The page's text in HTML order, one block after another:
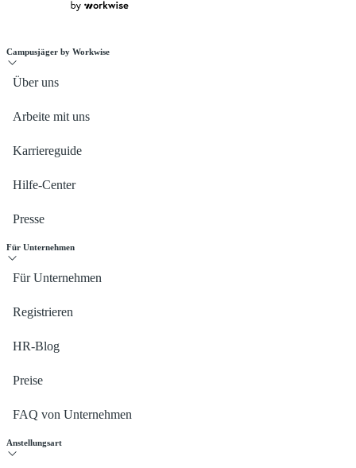
Campusjäger by Workwise
Über uns
Arbeite mit uns
Karriereguide
Hilfe-Center
Presse
Für Unternehmen
Für Unternehmen
Registrieren
HR-Blog
Preise
FAQ von Unternehmen
Anstellungsart